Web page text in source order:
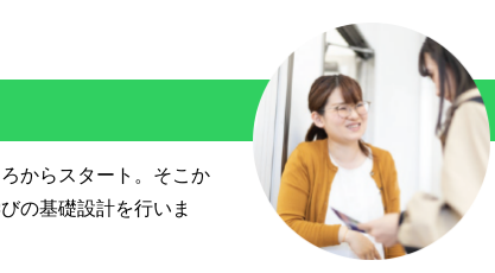
からスタート。そこか
の基礎設計を行いま